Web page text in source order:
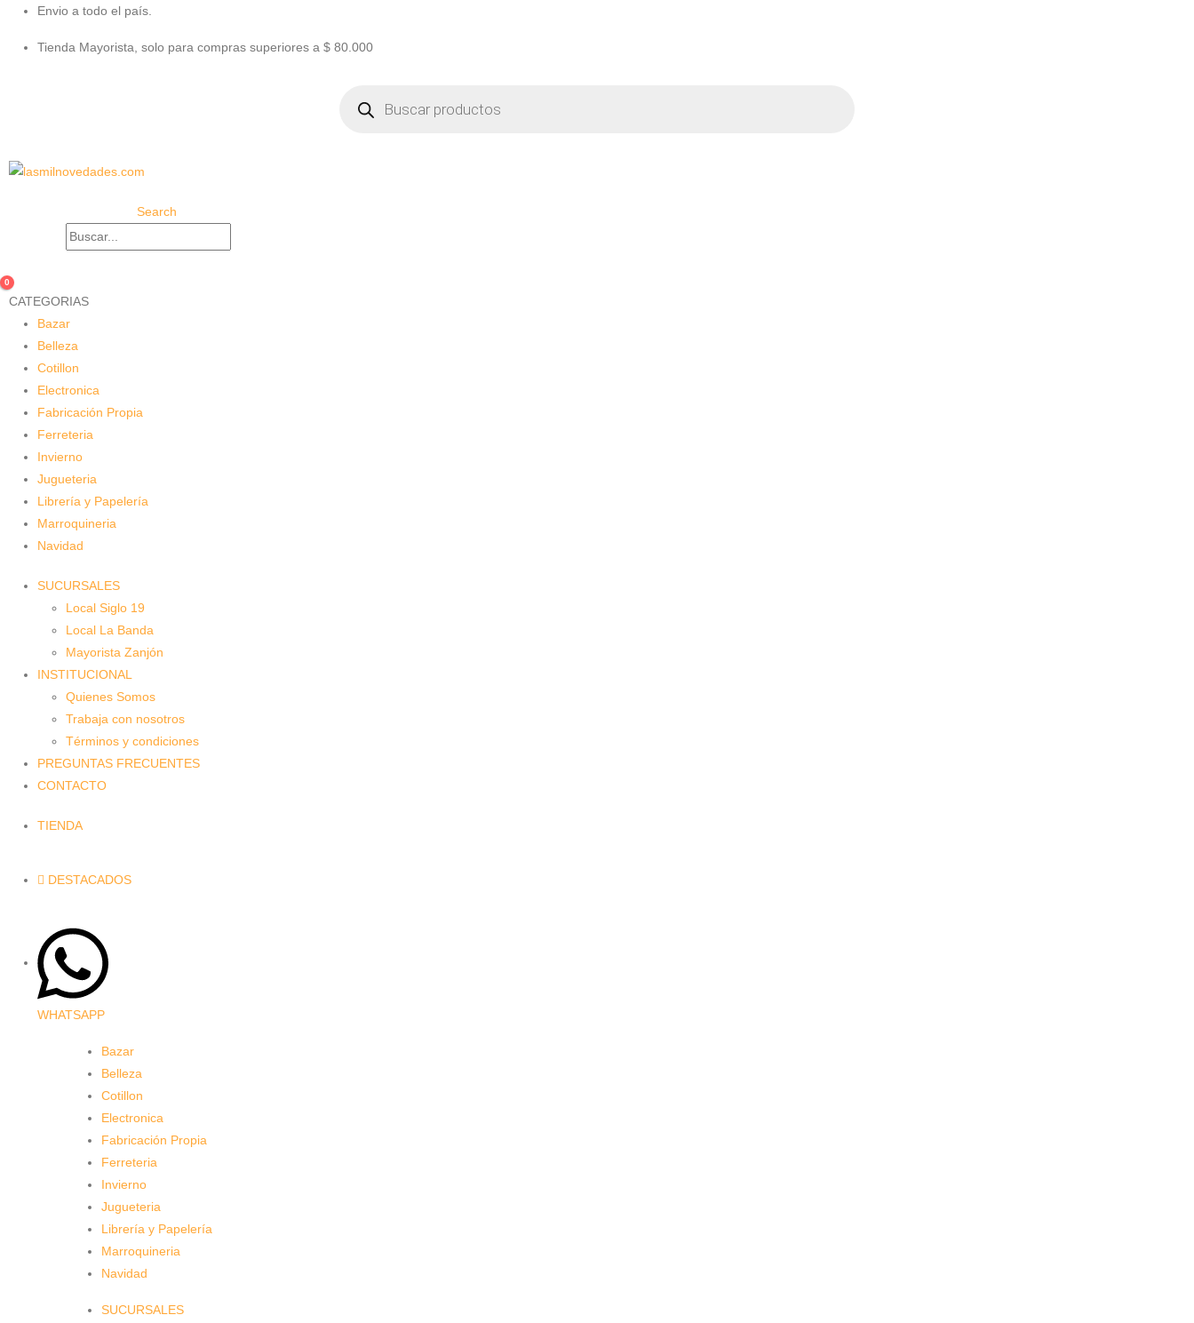
Envio a todo el país.
Tienda Mayorista, solo para compras superiores a $ 80.000
productos
Search
0
CATEGORIAS
Bazar
Belleza
Cotillon
Electronica
Fabricación Propia
Ferreteria
Invierno
Jugueteria
Librería y Papelería
Marroquineria
Navidad
SUCURSALES
Local Siglo 19
Local La Banda
Mayorista Zanjón
INSTITUCIONAL
Quienes Somos
Trabaja con nosotros
Términos y condiciones
PREGUNTAS FRECUENTES
CONTACTO
TIENDA
DESTACADOS
WHATSAPP
Bazar
Belleza
Cotillon
Electronica
Fabricación Propia
Ferreteria
Invierno
Jugueteria
Librería y Papelería
Marroquineria
Navidad
SUCURSALES